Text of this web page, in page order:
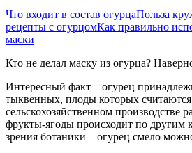
Что входит в состав огурцаПольза
рецепты с огурцомКак правильно
маски
Кто не делал маску из огурца?
Интересный факт – огурец
тыквенных, плоды которых
сельскохозяйственном производстве
фрукты-ягоды происходит по другим
зрения ботаники – огурец смело